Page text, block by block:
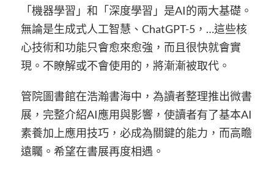
「機器學習」和「深度學習」是AI的兩大基礎。
無論是生成式人工智慧、ChatGPT-5，…這些核
心技術和功能只會愈來愈強，而且很快就會實
現。不瞭解或不會使用的，將漸漸被取代。
管院圖書館在浩瀚書海中，為讀者整理推出微書
展，完整介紹AI應用與影響，使讀者有了基本AI
素養加上應用技巧，必成為關鍵的能力，而高瞻
遠矚。希望在書展再度相遇。